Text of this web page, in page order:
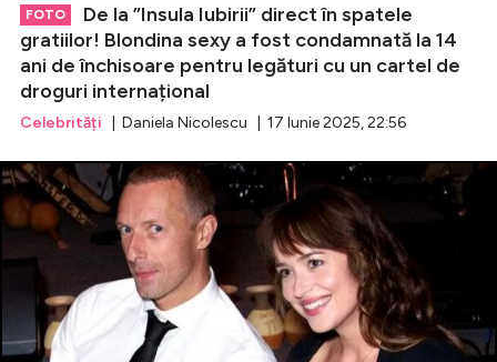
FOTO
De la ”Insula Iubirii” direct în spatele
gratiilor! Blondina sexy a fost condamnată la 14
ani de închisoare pentru legături cu un cartel de
droguri internațional
Celebrități | Daniela Nicolescu | 17 Iunie 2025, 22:56